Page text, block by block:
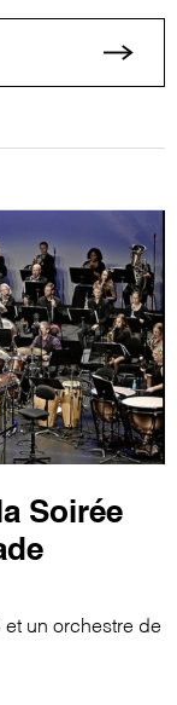
Soirée
un orchestre de